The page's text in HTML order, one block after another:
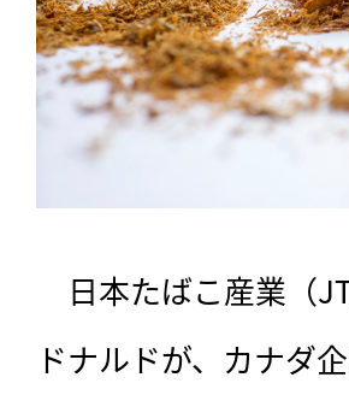
日本たばこ産業（
ドナルドが、カナダ